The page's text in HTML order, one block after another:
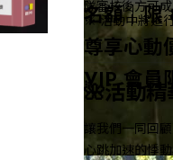
名額｜限
尊享心動
VIP 會員
隊審核後方可
※ 活動中將進
🌺活動精
讓我們一同回
心跳加速的悸